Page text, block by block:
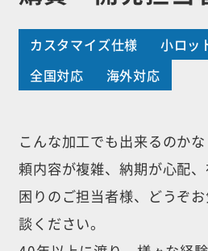
カスタマイズ仕様 小ロッ
全国対応
海外対応
こんな加工でも出来るのか
頼内容が複雑、納期が心配、
困りのご担当者様、どうぞ
談ください。